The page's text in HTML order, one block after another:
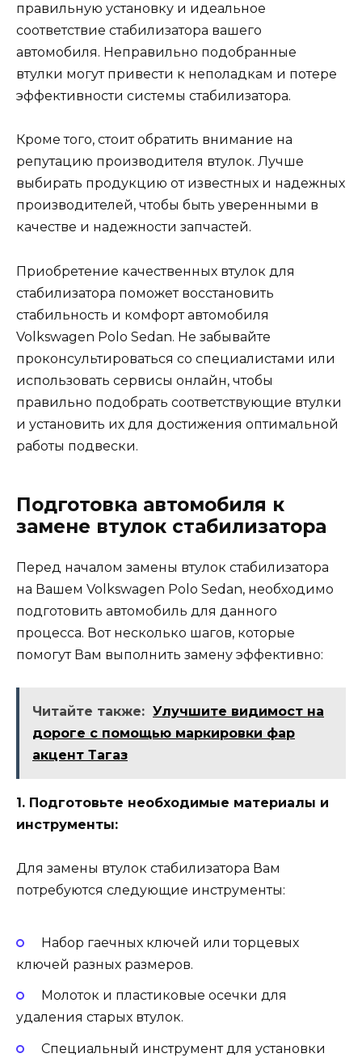
правильную установку и идеальное
соответствие стабилизатора вашего
автомобиля. Неправильно подобранные
втулки могут привести к неполадкам и потере
эффективности системы стабилизатора.
Кроме того, стоит обратить внимание на
репутацию производителя втулок. Лучше
выбирать продукцию от известных и надежных
производителей, чтобы быть уверенными в
качестве и надежности запчастей.
Приобретение качественных втулок для
стабилизатора поможет восстановить
стабильность и комфорт автомобиля
Volkswagen Polo Sedan. Не забывайте
проконсультироваться со специалистами или
использовать сервисы онлайн, чтобы
правильно подобрать соответствующие втулки
и установить их для достижения оптимальной
работы подвески.
Подготовка автомобиля к
замене втулок стабилизатора
Перед началом замены втулок стабилизатора
на Вашем Volkswagen Polo Sedan, необходимо
подготовить автомобиль для данного
процесса. Вот несколько шагов, которые
помогут Вам выполнить замену эффективно:
Читайте также: Улучшите видимост на
дороге с помощью маркировки фар
акцент Тагаз
1. Подготовьте необходимые материалы и
инструменты:
Для замены втулок стабилизатора Вам
потребуются следующие инструменты:
Набор гаечных ключей или торцевых
ключей разных размеров.
Молоток и пластиковые осечки для
удаления старых втулок.
Специальный инструмент для установки